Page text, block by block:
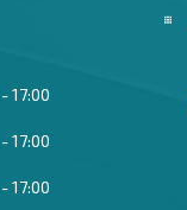
17:00
17:00
17:00